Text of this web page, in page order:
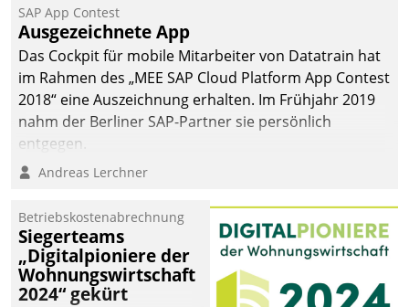
SAP App Contest
Ausgezeichnete App
Das Cockpit für mobile Mitarbeiter von Datatrain hat
im Rahmen des „MEE SAP Cloud Platform App Contest
2018“ eine Auszeichnung erhalten. Im Frühjahr 2019
nahm der Berliner SAP-Partner sie persönlich
entgegen.
Andreas Lerchner
Betriebskostenabrechnung
Siegerteams
„Digitalpioniere der
Wohnungswirtschaft
2024“ gekürt